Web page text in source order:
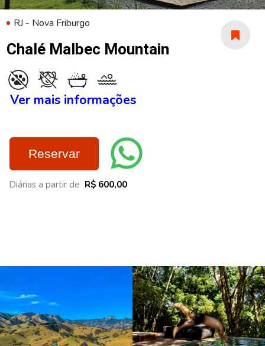
RJ - Nova Friburgo
Chalé Malbec Mountain
Ver mais informações
Reservar
Diárias a partir de R$ 600,00